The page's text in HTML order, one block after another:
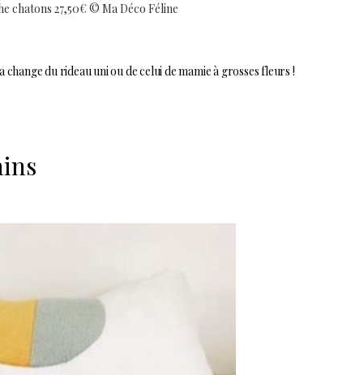
chatons 27,50€ © Ma Déco Féline
du rideau uni ou de celui de mamie à grosses fleurs !